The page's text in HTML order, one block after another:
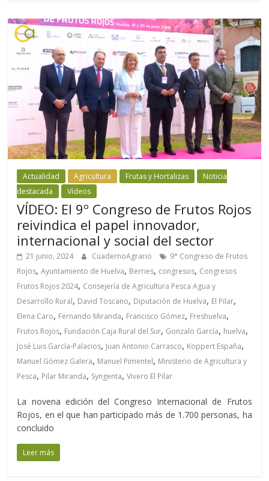
Actualidad Agricultura Frutas y Hortalizas
Noticia
destacada
Vídeos
VÍDEO: El 9º Congreso de Frutos Rojos
reivindica el papel innovador,
internacional y social del sector
21 junio, 2024 CuadernoAgrario
9° Congreso de Frutos
Rojos,Ayuntamiento de Huelva, Berries, congresos, Congresos
Frutos Rojos 2024, Consejería de Agricultura Pesca Agua y
Desarrollo Rural, David Toscano, Diputación de Huelva, El Pilar,
Elena Caro, Fernando Miranda, Francisco Gómez, Freshuelva,
Frutos Rojos, Fundación Caja Rural del Sur, Gonzalo García, huelva,
José Luis García-Palacios, Juan Antonio Carrasco, Koppert España,
Manuel Gómez Galera, Manuel Pimentel, Ministerio de Agricultura y
Pesca, Pilar Miranda, Syngenta,Vivero El Pilar
La novena edición del Congreso Internacional de Frutos
Rojos, en el que han participado más de 1.700 personas, ha
concluido
Leer más